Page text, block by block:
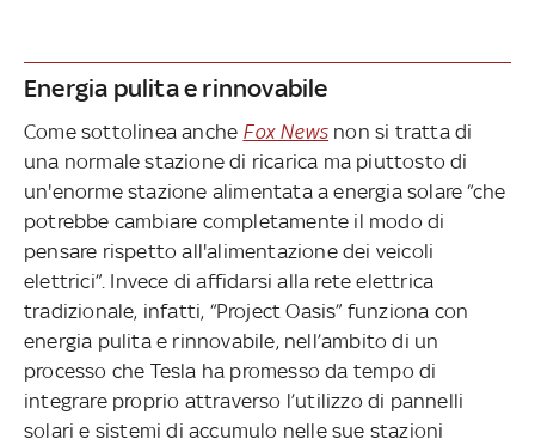
Energia pulita e rinnovabile
Come sottolinea anche Fox News non si tratta di
una normale stazione di ricarica ma piuttosto di
un'enorme stazione alimentata a energia solare “che
potrebbe cambiare completamente il modo di
pensare rispetto all'alimentazione dei veicoli
elettrici”. Invece di affidarsi alla rete elettrica
tradizionale, infatti, “Project Oasis” funziona con
energia pulita e rinnovabile, nell’ambito di un
processo che Tesla ha promesso da tempo di
integrare proprio attraverso l’utilizzo di pannelli
solari e sistemi di accumulo nelle sue stazioni